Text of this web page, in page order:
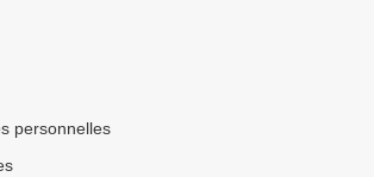
personnelles